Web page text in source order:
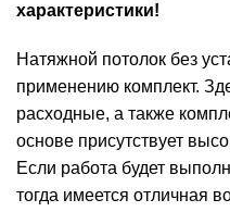
характеристики!
Натяжной потолок без
применению комплект.
расходные, а также
основе присутствует
Если работа будет
тогда имеется отличная